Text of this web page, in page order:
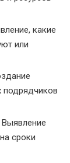
какие
или
подрядчиков
Выявление
сроки